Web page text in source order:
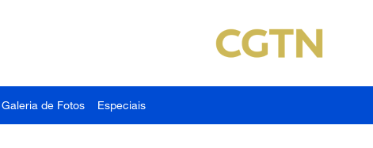
Galeria de Fotos Especiais